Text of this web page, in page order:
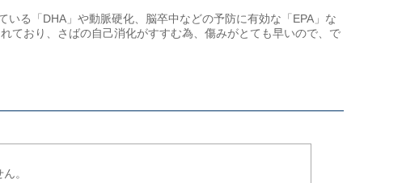
る「DHA」や動脈硬化、脳卒中などの予防に有効な「EPA」な
ており、さばの自己消化がすすむ為、傷みがとても早いので、で
。